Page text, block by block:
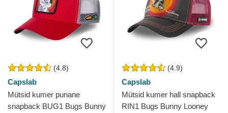
(4.8)
Capslab
Mütsid kumer punane
snapback BUG1 Bugs Bunny
(4.9)
Capslab
Mütsid kumer hall snapback
RIN1 Bugs Bunny Looney